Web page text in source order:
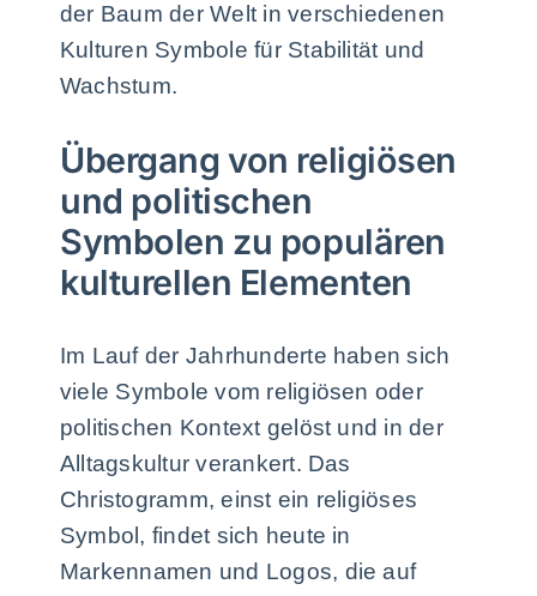
der Baum der Welt in verschiedenen
Kulturen Symbole für Stabilität und
Wachstum.
Übergang von religiösen
und politischen
Symbolen zu populären
kulturellen Elementen
Im Lauf der Jahrhunderte haben sich
viele Symbole vom religiösen oder
politischen Kontext gelöst und in der
Alltagskultur verankert. Das
Christogramm, einst ein religiöses
Symbol, findet sich heute in
Markennamen und Logos, die auf